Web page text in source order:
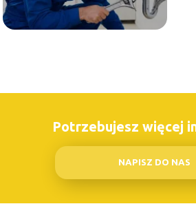
Potrzebujesz więcej
NAPISZ DO NAS